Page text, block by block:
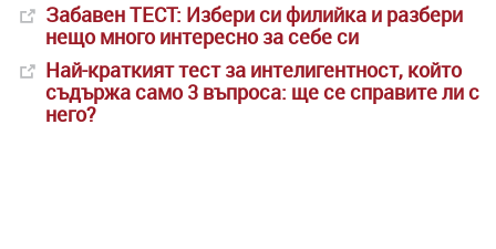
Забавен ТЕСТ: Избери си филийка и разбери
нещо много интересно за себе си
Най-краткият тест за интелигентност, който
съдържа само 3 въпроса: ще се справите ли с
него?